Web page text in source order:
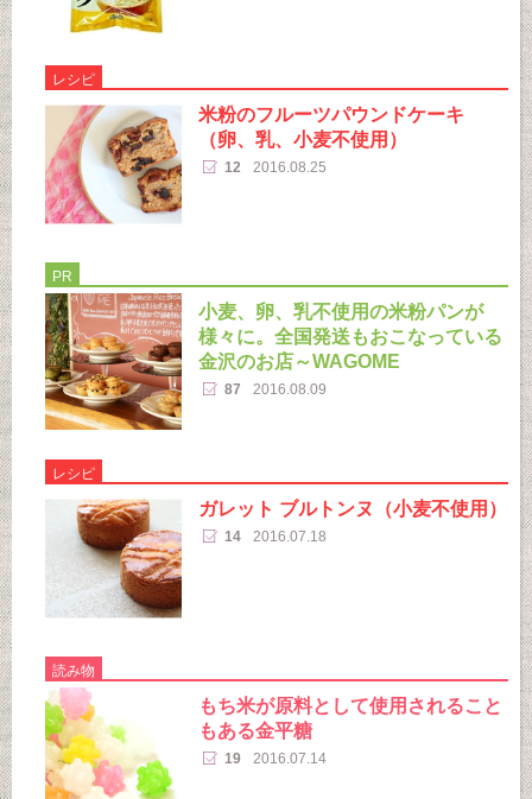
レシピ
米粉のフルーツパウンドケーキ
（卵、乳、小麦不使用）
12 2016.08.25
PR
小麦、卵、乳不使用の米粉パンが
様々に。全国発送もおこなっている
金沢のお店～WAGOME
87 2016.08.09
レシピ
ガレット ブルトンヌ（小麦不使用）
14 2016.07.18
読み物
もち米が原料として使用されること
もある金平糖
19 2016.07.14